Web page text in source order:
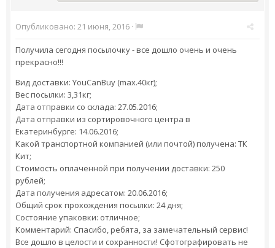
Опубликовано: 21 июня, 2016 ·
Получила сегодня посылочку - все дошло очень и очень
прекрасно!!!
Вид доставки: YouCanBuy (max.40кг);
Вес посылки: 3,31кг;
Дата отправки со склада: 27.05.2016;
Дата отправки из сортировочного центра в
Екатеринбурге: 14.06.2016;
Какой транспортной компанией (или почтой) получена: ТК
Кит;
Стоимость оплаченной при получении доставки: 250
рублей;
Дата получения адресатом: 20.06.2016;
Общий срок прохождения посылки: 24 дня;
Состояние упаковки: отличное;
Комментарий: Спасибо, ребята, за замечательный сервис!
Все дошло в целости и сохранности! Сфотографировать не